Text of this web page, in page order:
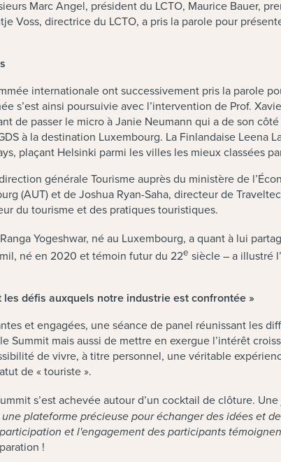
Marc Angel, président du LCTO, Maurice Bauer,
Voss, directrice du LCTO, a pris la parole pour
internationale ont successivement pris la parole
s’est ainsi poursuivie avec l’intervention de Prof.
de passer le micro à Janie Neumann qui a de son
à la destination Luxembourg. La Finlandaise
plaçant Helsinki parmi les villes les mieux classées
générale Tourisme auprès du ministère de
(AUT) et de Joshua Ryan-Saha, directeur de
du tourisme et des pratiques touristiques.
Yogeshwar, né au Luxembourg, a quant à lui
né en 2020 et témoin futur du 22e siècle – a illustré
défis auxquels notre industrie est confrontée »
et engagées, une séance de panel réunissant les
Summit mais aussi de mettre en exergue l’intérêt
de vivre, à titre personnel, une véritable
de « touriste ».
s’est achevée autour d’un cocktail de clôture.
plateforme précieuse pour échanger des idées et
et l'engagement des participants
!